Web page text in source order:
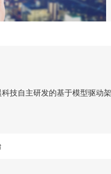
技自主研发的基于模型驱动